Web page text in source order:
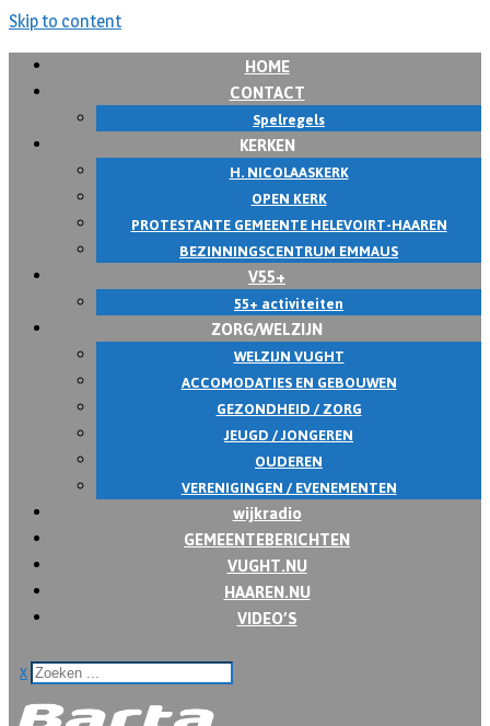
Skip to content
HOME
CONTACT
Spelregels
KERKEN
H. NICOLAASKERK
OPEN KERK
PROTESTANTE GEMEENTE HELEVOIRT-HAAREN
BEZINNINGSCENTRUM EMMAUS
V55+
55+ activiteiten
ZORG/WELZIJN
WELZIJN VUGHT
ACCOMODATIES EN GEBOUWEN
GEZONDHEID / ZORG
JEUGD / JONGEREN
OUDEREN
VERENIGINGEN / EVENEMENTEN
wijkradio
GEMEENTEBERICHTEN
VUGHT.NU
HAAREN.NU
VIDEO’S
x